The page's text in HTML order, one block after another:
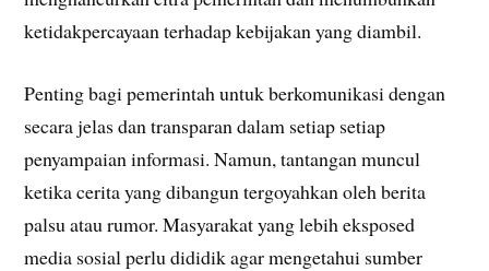
ketidakpercayaan terhadap kebijakan yang diambil.
Penting bagi pemerintah untuk berkomunikasi dengan
secara jelas dan transparan dalam setiap setiap
penyampaian informasi. Namun, tantangan muncul
ketika cerita yang dibangun tergoyahkan oleh berita
palsu atau rumor. Masyarakat yang lebih eksposed
media sosial perlu dididik agar mengetahui sumber